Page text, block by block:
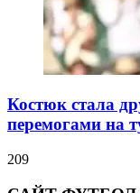
Костюк стала
перемогами на
209